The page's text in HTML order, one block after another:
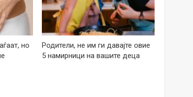
но
Родители, не им ги давајте овие
5 намирници на вашите деца